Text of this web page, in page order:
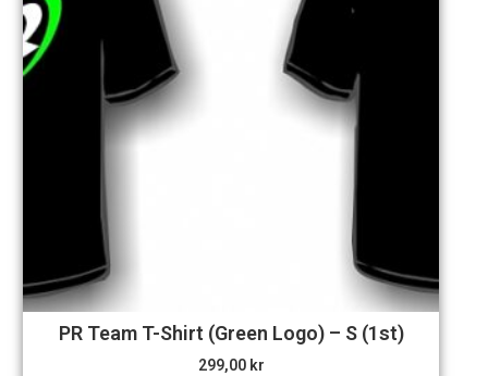
PR Team T-Shirt (Green Logo) – S (1st)
299,00 kr